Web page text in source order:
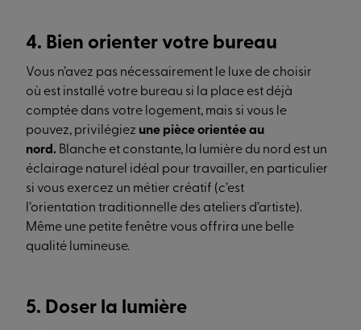
4. Bien orienter votre bureau
Vous n’avez pas nécessairement le luxe de choisir
où est installé votre bureau si la place est déjà
comptée dans votre logement, mais si vous le
pouvez, privilégiez une pièce orientée au
nord. Blanche et constante, la lumière du nord est un
éclairage naturel idéal pour travailler, en particulier
si vous exercez un métier créatif (c’est
l’orientation traditionnelle des ateliers d’artiste).
Même une petite fenêtre vous offrira une belle
qualité lumineuse.
5. Doser la lumière